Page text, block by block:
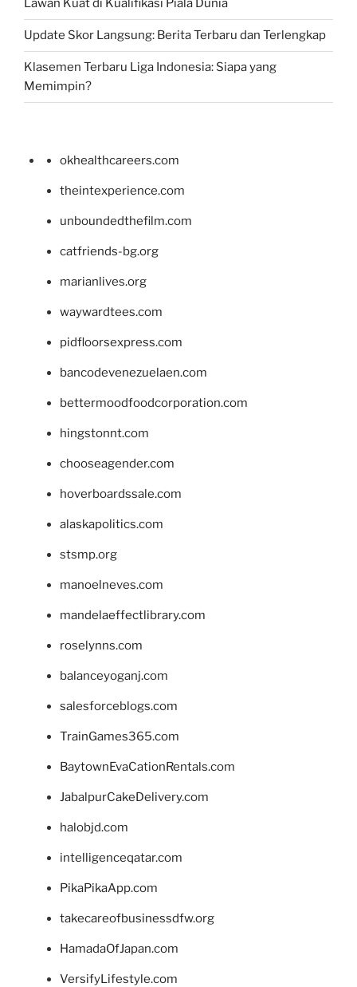
Lawan Kuat di Kualifikasi Piala Dunia
Update Skor Langsung: Berita Terbaru dan Terlengkap
Klasemen Terbaru Liga Indonesia: Siapa yang
Memimpin?
okhealthcareers.com
theintexperience.com
unboundedthefilm.com
catfriends-bg.org
marianlives.org
waywardtees.com
pidfloorsexpress.com
bancodevenezuelaen.com
bettermoodfoodcorporation.com
hingstonnt.com
chooseagender.com
hoverboardssale.com
alaskapolitics.com
stsmp.org
manoelneves.com
mandelaeffectlibrary.com
roselynns.com
balanceyoganj.com
salesforceblogs.com
TrainGames365.com
BaytownEvaCationRentals.com
JabalpurCakeDelivery.com
halobjd.com
intelligenceqatar.com
PikaPikaApp.com
takecareofbusinessdfw.org
HamadaOfJapan.com
VersifyLifestyle.com